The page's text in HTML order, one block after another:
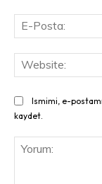
Ismimi, e-
kaydet.